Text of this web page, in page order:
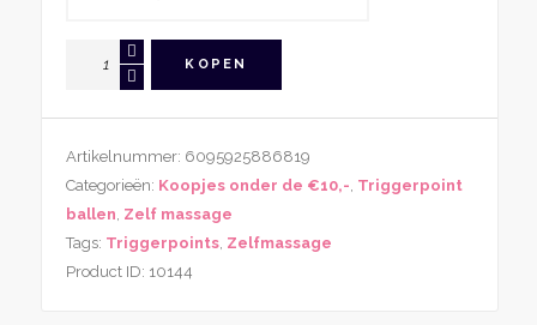
Triggerpoint
KOPEN
Artikelnummer: 6095925886819
Categorieën: Koopjes onder de €10,- Triggerpoint
ballen Zelf massage
Tags: Triggerpoints, Zelfmassage
Product ID: 10144